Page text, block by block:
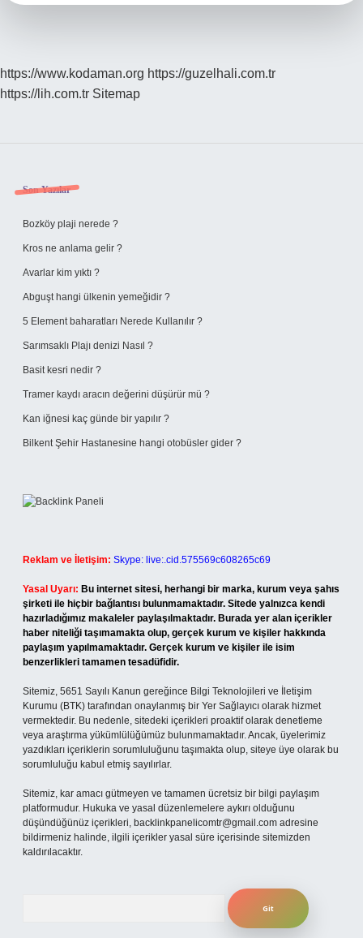
https://www.kodaman.org https://guzelhali.com.tr
https://lih.com.tr Sitemap
Sidebar
Son Yazılar
Bozköy plaji nerede ?
Kros ne anlama gelir ?
Avarlar kim yıktı ?
Abguşt hangi ülkenin yemeğidir ?
5 Element baharatları Nerede Kullanılır ?
Sarımsaklı Plajı denizi Nasıl ?
Basit kesri nedir ?
Tramer kaydı aracın değerini düşürür mü ?
Kan iğnesi kaç günde bir yapılır ?
Bilkent Şehir Hastanesine hangi otobüsler gider ?
Reklam ve İletişim: Skype: live:.cid.575569c608265c69
Yasal Uyarı: Bu internet sitesi, herhangi bir marka, kurum veya şahıs
şirketi ile hiçbir bağlantısı bulunmamaktadır. Sitede yalnızca kendi
hazırladığımız makaleler paylaşılmaktadır. Burada yer alan içerikler
haber niteliği taşımamakta olup, gerçek kurum ve kişiler hakkında
paylaşım yapılmamaktadır. Gerçek kurum ve kişiler ile isim
benzerlikleri tamamen tesadüfidir.
Sitemiz, 5651 Sayılı Kanun gereğince Bilgi Teknolojileri ve İletişim
Kurumu (BTK) tarafından onaylanmış bir Yer Sağlayıcı olarak hizmet
vermektedir. Bu nedenle, sitedeki içerikleri proaktif olarak denetleme
veya araştırma yükümlülüğümüz bulunmamaktadır. Ancak, üyelerimiz
yazdıkları içeriklerin sorumluluğunu taşımakta olup, siteye üye olarak bu
sorumluluğu kabul etmiş sayılırlar.
Sitemiz, kar amacı gütmeyen ve tamamen ücretsiz bir bilgi paylaşım
platformudur. Hukuka ve yasal düzenlemelere aykırı olduğunu
düşündüğünüz içerikleri, backlinkpanelicomtr@gmail.com adresine
bildirmeniz halinde, ilgili içerikler yasal süre içerisinde sitemizden
kaldırılacaktır.